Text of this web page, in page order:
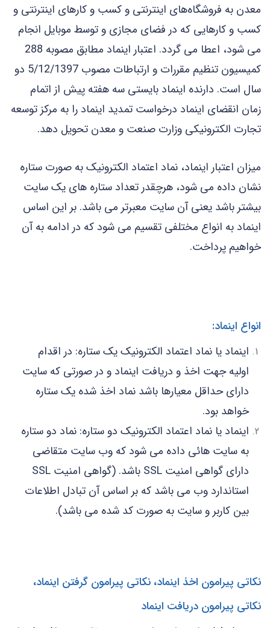
معدن به فروشگاه‌های اینترنتی و کسب و کارهای اینترنتی و
کسب و کارهایی که در فضای مجازی و توسط موبایل انجام
می شود، اعطا می گردد. اعتبار اینماد مطابق مصوبه 288
کمیسیون تنظیم مقررات و ارتباطات مصوب 5/12/1397 دو
سال است. دارنده اینماد بایستی سه هفته پیش از اتمام
زمان انقضای اینماد درخواست تمدید اینماد را به مرکز توسعه
تجارت الکترونیکی وزارت صنعت و معدن تحویل دهد.
میزان اعتبار اینماد، نماد اعتماد الکترونیک به صورت ستاره
نشان داده می شود، هرچقدر تعداد ستاره های یک سایت
بیشتر باشد یعنی آن سایت معبرتر می باشد. بر این اساس
اینماد به انواع مختلفی تقسیم می شود که در ادامه به آن
خواهیم پرداخت.
انواع اینماد:
اینماد یا نماد اعتماد الکترونیک یک ستاره: در اقدام
اولیه جهت اخذ و دریافت اینماد و در صورتی که سایت
دارای حداقل معیارها باشد نماد اخذ شده یک ستاره
خواهد بود.
اینماد یا نماد اعتماد الکترونیک دو ستاره: نماد دو ستاره
به سایت هائی داده می شود که وب سایت متقاضی
دارای گواهی امنیت SSL باشد. (گواهی امنیت SSL
استاندارد وب می باشد که بر اساس آن تبادل اطلاعات
بین کاربر و سایت به‌ صورت کد شده می باشد).
نکاتی پیرامون اخذ اینماد، نکاتی پیرامون گرفتن اینماد،
نکاتی پیرامون دریافت اینماد